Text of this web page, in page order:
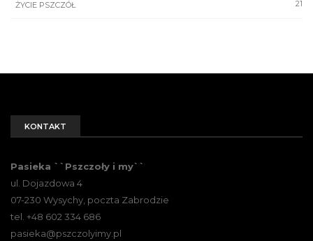
21
ŻYCIE PSZCZÓŁ
KONTAKT
Pasieka ``Pszczoły i my``
ul. Dojazdowa 4
07-230 Wysychy, poczta Zabrodzie
tel. +48 602 334 686
pasieka@pszczolyimy.pl